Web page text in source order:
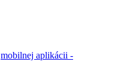
mobilnej aplikácii -